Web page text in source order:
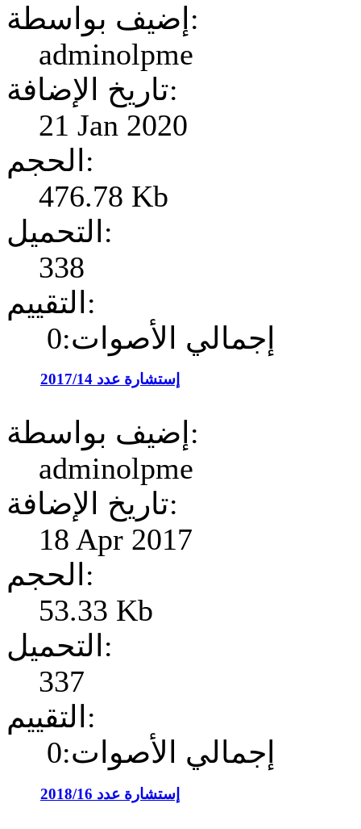
إضيف بواسطة:
adminolpme
تاريخ الإضافة:
21 Jan 2020
الحجم:
476.78 Kb
التحميل:
338
التقييم:
إجمالي الأصوات:0
إستشارة عدد 2017/14
إضيف بواسطة:
adminolpme
تاريخ الإضافة:
18 Apr 2017
الحجم:
53.33 Kb
التحميل:
337
التقييم:
إجمالي الأصوات:0
إستشارة عدد 2018/16